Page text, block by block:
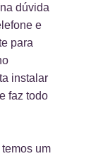
dúvida
e
para
instalar
faz todo
um